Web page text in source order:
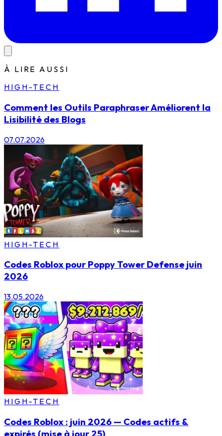
À LIRE AUSSI
HIGH-TECH
Comment les Outils Paraphraser Améliorent la
Lisibilité des Blogs
07.07.2026
HIGH-TECH
Codes Roblox pour Poppy Tower Defense juin
2026
13.05.2026
HIGH-TECH
Codes Roblox : juin 2026 — Codes actifs &
expirés (mise à jour 25)